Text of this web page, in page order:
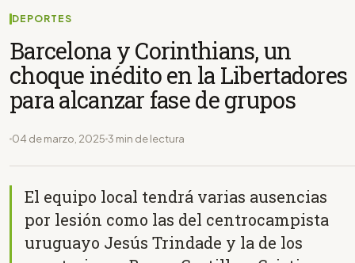
DEPORTES
Barcelona y Corinthians, un
choque inédito en la Libertadores
para alcanzar fase de grupos
04 de marzo, 2025 3 min de lectura
El equipo local tendrá varias ausencias
por lesión como las del centrocampista
uruguayo Jesús Trindade y la de los